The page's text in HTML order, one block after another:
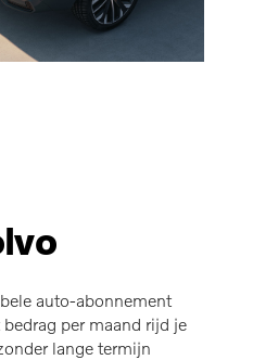
auto-abonnement
per maand rijd je
lange termijn